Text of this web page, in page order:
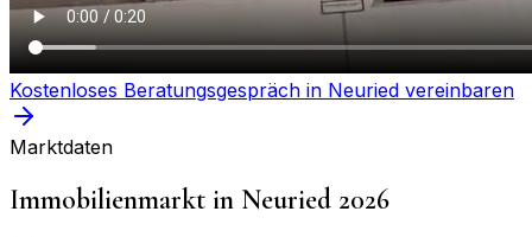
Kostenloses Beratungsgespräch in Neuried vereinbaren
Marktdaten
Immobilienmarkt in Neuried 2026